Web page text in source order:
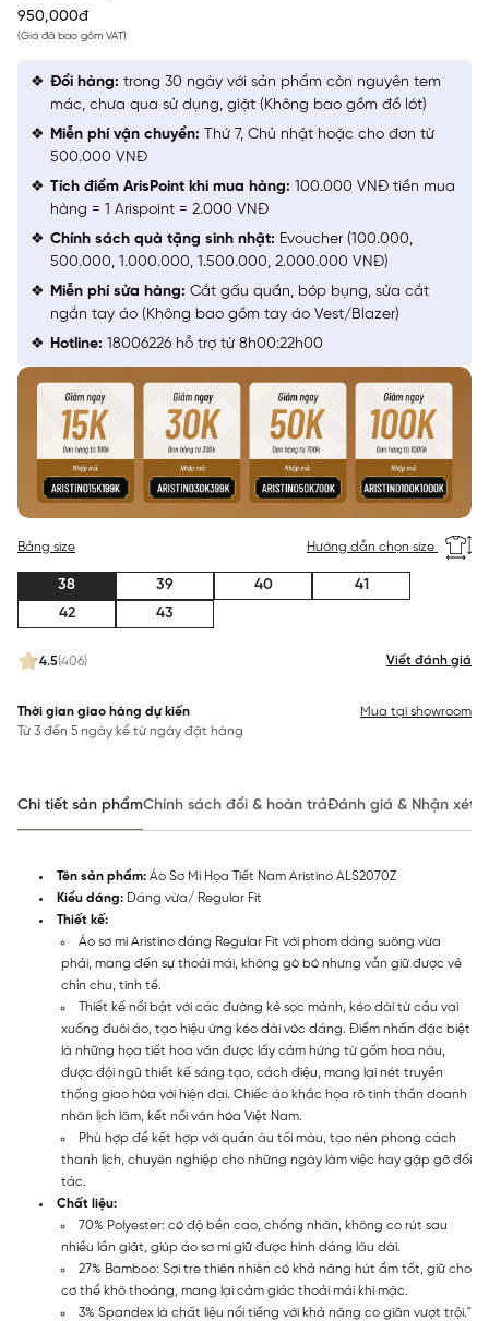
950,000đ
(Giá đã bao gồm VAT)
4.5(406) Viết đánh giá
Bảng size Hướng dẫn chọn size
38 39 40
41
42
43
Thời gian giao hàng dự kiến
Từ 3 đến 5 ngày kể từ ngày đặt hàng
Mua tại showroom
Đổi hàng: trong 30 ngày với sản phẩm còn nguyên tem
mác, chưa qua sử dụng, giặt (Không bao gồm đồ lót)
Miễn phí vận chuyển: Thứ 7, Chủ nhật hoặc cho đơn từ
500.000 VNĐ
Tích điểm ArisPoint khi mua hàng: 100.000 VNĐ tiền mua
hàng = 1 Arispoint = 2.000 VNĐ
Chính sách quà tặng sinh nhật: Evoucher (100.000,
500.000, 1.000.000, 1.500.000, 2.000.000 VNĐ)
Miễn phí sửa hàng: Cắt gấu quần, bóp bụng, sửa cắt
ngắn tay áo (Không bao gồm tay áo Vest/Blazer)
Hotline: 18006226 hỗ trợ từ 8h00:22h00
Chi tiết sản phẩmChính sách đổi & hoàn trảĐánh giá & Nhận xét
Tên sản phẩm: Áo Sơ Mi Họa Tiết Nam Aristino ALS2070Z
Kiểu dáng: Dáng vừa/ Regular Fit
Thiết kế:
Áo sơ mi Aristino dáng Regular Fit với phom dáng suông vừa
phải, mang đến sự thoải mái, không gò bó nhưng vẫn giữ được vẻ
chỉn chu, tinh tế.
Thiết kế nổi bật với các đường kẻ sọc mảnh, kéo dài từ cầu vai
xuống đuôi áo, tạo hiệu ứng kéo dài vóc dáng. Điểm nhấn đặc biệt
là những họa tiết hoa văn được lấy cảm hứng từ gốm hoa nâu,
được đội ngũ thiết kế sáng tạo, cách điệu, mang lại nét truyền
thống giao hòa với hiện đại. Chiếc áo khắc họa rõ tinh thần doanh
nhân lịch lãm, kết nối văn hóa Việt Nam.
Phù hợp để kết hợp với quần âu tối màu, tạo nên phong cách
thanh lịch, chuyên nghiệp cho những ngày làm việc hay gặp gỡ đối
tác.
Chất liệu:
70% Polyester: có độ bền cao, chống nhăn, không co rút sau
nhiều lần giặt, giúp áo sơ mi giữ được hình dáng lâu dài.
27% Bamboo: Sợi tre thiên nhiên có khả năng hút ẩm tốt, giữ cho
cơ thể khô thoáng, mang lại cảm giác thoải mái khi mặc.
3% Spandex là chất liệu nổi tiếng với khả năng co giãn vượt trội."